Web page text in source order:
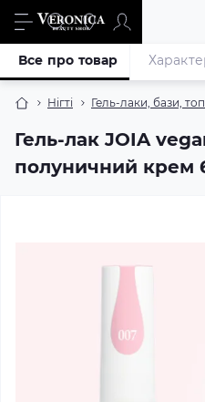
Нігті Гель-лаки, бази,
Гель-лак JOIA
полуничний крем
Все про товар